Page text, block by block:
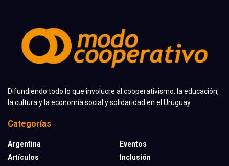
Difundiendo todo lo que involucre al cooperativismo, la educación,
la cultura y la economía social y solidaridad en el Uruguay.
Categorías
Argentina
Artículos
Eventos
Inclusión